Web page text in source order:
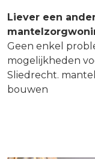
Liever een
Geen enkel
mogelijkheden
Sliedrecht.
bouwen